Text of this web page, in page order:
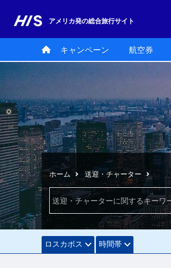
アメリカ発の総合旅行サイト
キャンペーン 航空券
ホーム 送迎・チャーター
ロスカボス 時間帯